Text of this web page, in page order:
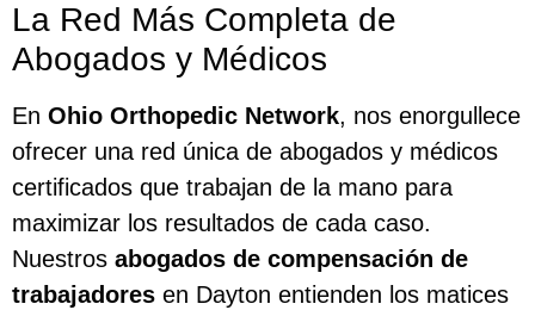
La Red Más Completa de
Abogados y Médicos
En Ohio Orthopedic Network, nos enorgullece
ofrecer una red única de abogados y médicos
certificados que trabajan de la mano para
maximizar los resultados de cada caso.
Nuestros abogados de compensación de
trabajadores en Dayton entienden los matices